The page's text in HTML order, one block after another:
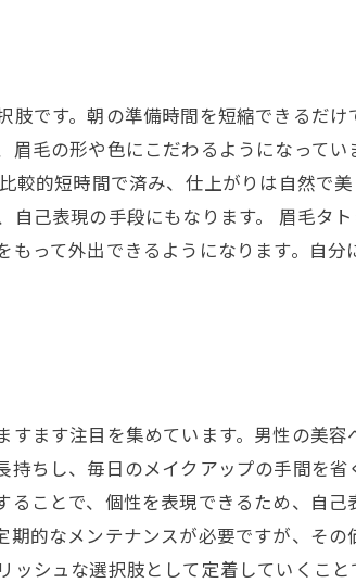
です。朝の準備時間を短縮できるだ
毛の形や色にこだわるようになって
的短時間で済み、仕上がりは自然で
己表現の手段にもなります。 眉毛タ
って外出できるようになります。自
ます注目を集めています。男性の美
ちし、毎日のメイクアップの手間を
ことで、個性を表現できるため、自
的なメンテナンスが必要ですが、そ
シュな選択肢として定着していくこ